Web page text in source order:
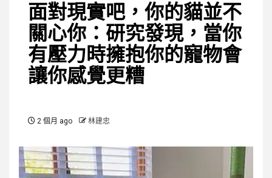
面對現實吧，你的貓並不
關心你：研究發現，當你
有壓力時擁抱你的寵物會
讓你感覺更糟
2 個月 ago 林建忠